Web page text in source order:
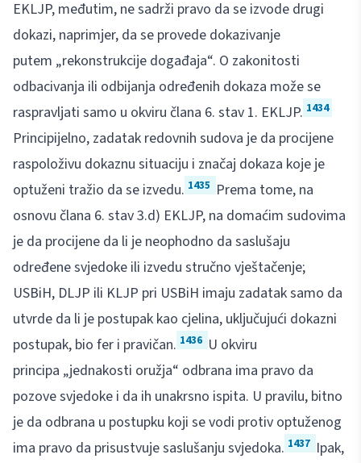
EKLJP, međutim, ne sadrži pravo da se izvode drugi
dokazi, naprimjer, da se provede dokazivanje
putem „rekonstrukcije događaja“. O zakonitosti
odbacivanja ili odbijanja određenih dokaza može se
raspravljati samo u okviru člana 6. stav 1. EKLJP. 1434
Principijelno, zadatak redovnih sudova je da procijene
raspoloživu dokaznu situaciju i značaj dokaza koje je
optuženi tražio da se izvedu. 1435 Prema tome, na
osnovu člana 6. stav 3.d) EKLJP, na domaćim sudovima
je da procijene da li je neophodno da saslušaju
određene svjedoke ili izvedu stručno vještačenje;
USBiH, DLJP ili KLJP pri USBiH imaju zadatak samo da
utvrde da li je postupak kao cjelina, uključujući dokazni
postupak, bio fer i pravičan. 1436 U okviru
principa „jednakosti oružja“ odbrana ima pravo da
pozove svjedoke i da ih unakrsno ispita. U pravilu, bitno
je da odbrana u postupku koji se vodi protiv optuženog
ima pravo da prisustvuje saslušanju svjedoka. 1437 Ipak,